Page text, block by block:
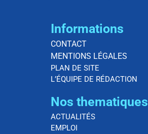
Informations
CONTACT
MENTIONS LÉGALES
PLAN DE SITE
L’ÉQUIPE DE RÉDACTION
Nos thematiques
ACTUALITÉS
EMPLOI